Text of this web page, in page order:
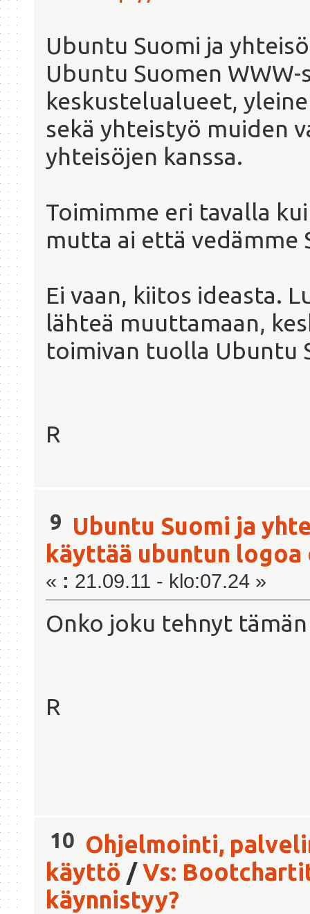
Ubuntu Suomi ja
Ubuntu Suomen
keskustelualueet,
sekä yhteistyö muiden
yhteisöjen kanssa.
Toimimme eri tavalla
mutta ai että vedämme
Ei vaan, kiitos ideasta.
lähteä muuttamaan,
toimivan tuolla Ubuntu
R
9 Ubuntu Suomi ja
käyttää ubuntun logoa
« : 21.09.11 - klo:07.24 »
Onko joku tehnyt
R
10 Ohjelmointi,
käyttö /Vs:
käynnistyy?